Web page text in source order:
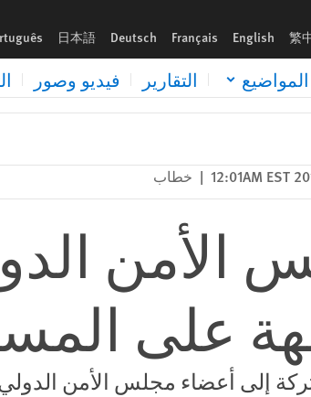
繁
English
Français
Deutsch
日本語
المواضيع التقارير فيديو وصور
| خطاب
الأمن
على
إلى أعضاء مجلس الأمن